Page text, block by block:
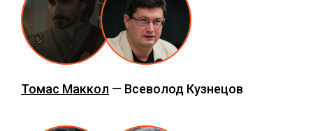
Томас Маккол — Всеволод Кузнецов